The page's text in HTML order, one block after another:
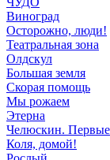
Виноград
Осторожно, люди!
Театральная зона
Олдскул
Большая земля
Скорая помощь
Мы рожаем
Этерна
Челюскин. Первые
Коля, домой!